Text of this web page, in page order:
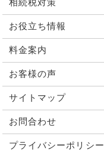
相続税対策
お役立ち情報
料金案内
お客様の声
サイトマップ
お問合わせ
プライバシーポリシー